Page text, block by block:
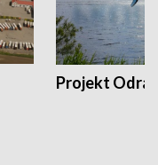
Projekt Odra